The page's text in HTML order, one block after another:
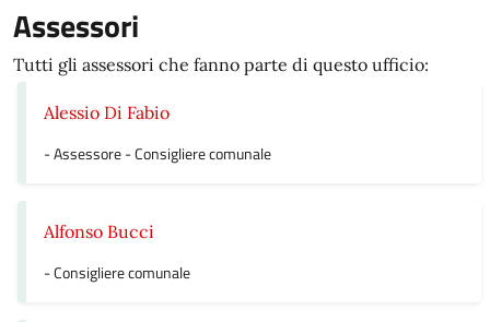
Assessori
Tutti gli assessori che fanno parte di questo ufficio:
Alessio Di Fabio
- Assessore - Consigliere comunale
Alfonso Bucci
- Consigliere comunale